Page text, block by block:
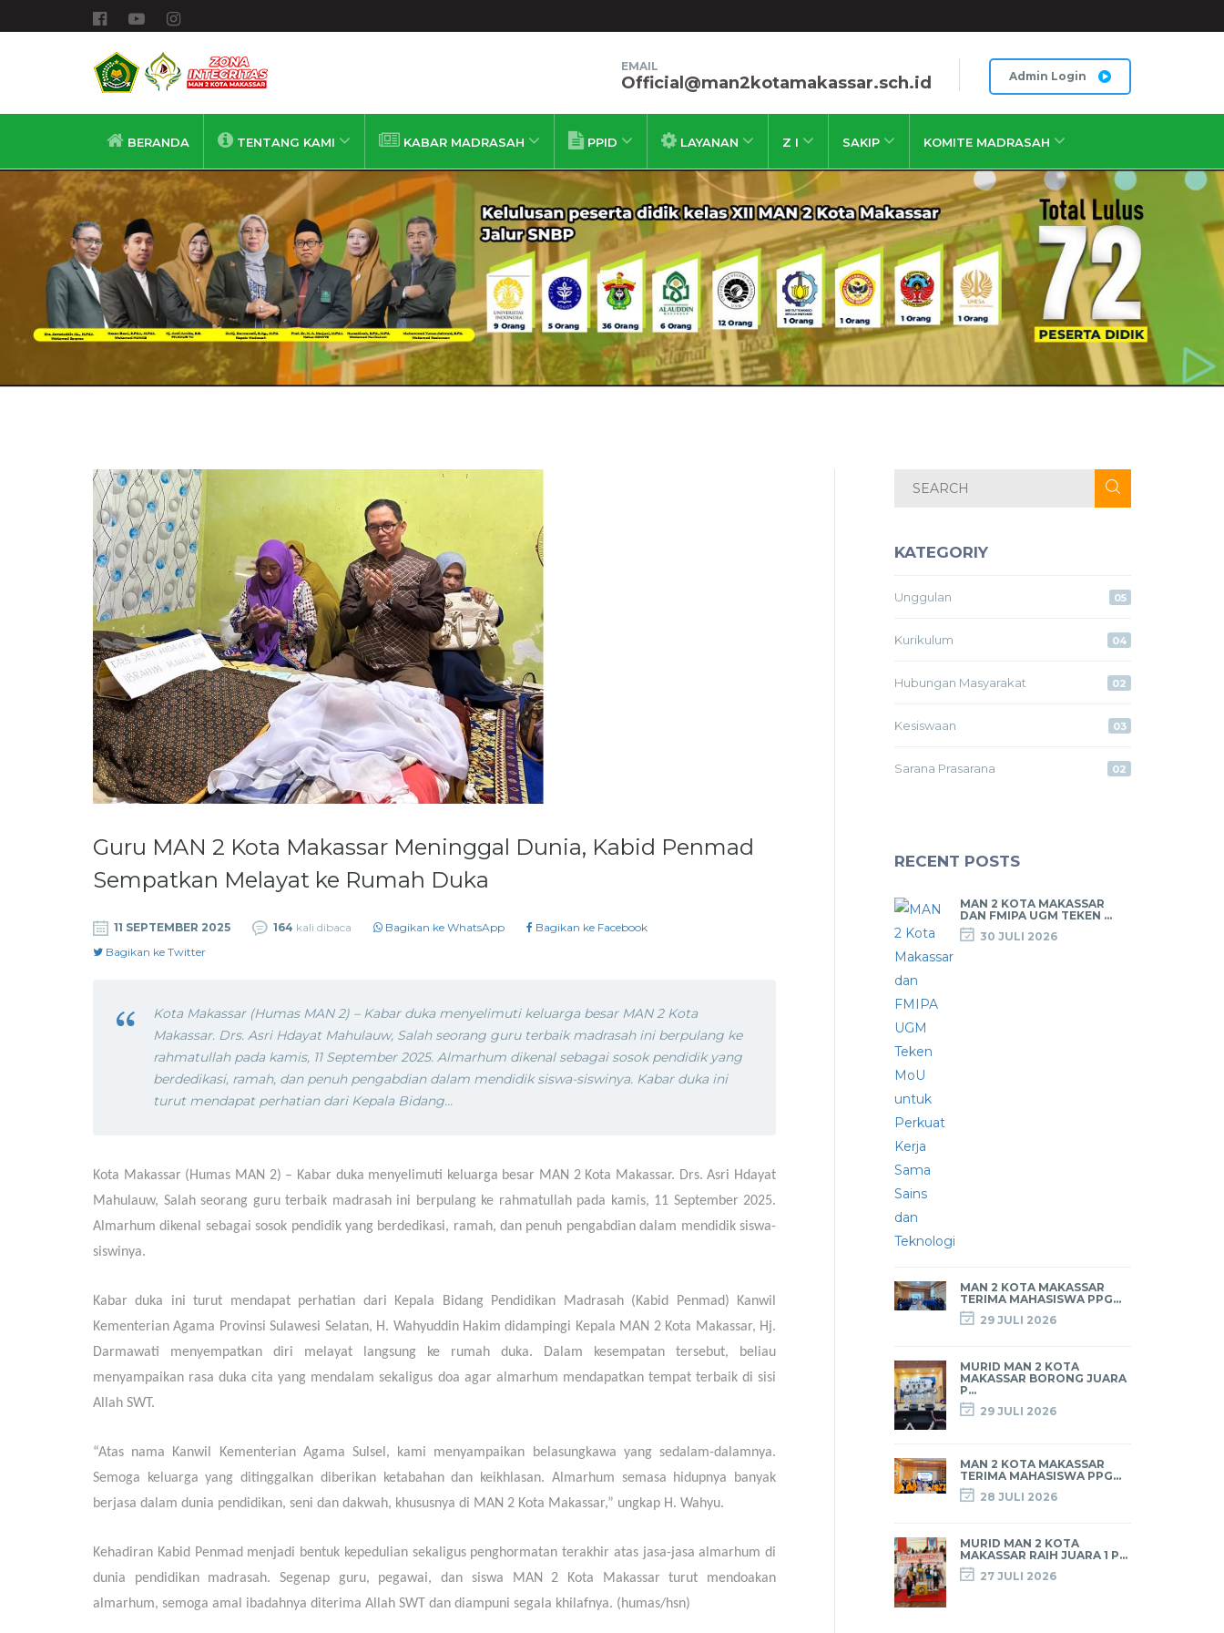
EMAIL
Official@man2kotamakassar.sch.id Admin Login
BERANDA TENTANG KAMI KABAR MADRASAH PPID LAYANAN Z I SAKIP KOMITE MADRASAH
Guru MAN 2 Kota Makassar Meninggal Dunia, Kabid Penmad
Sempatkan Melayat ke Rumah Duka
11 SEPTEMBER 2025 164 kali dibaca Bagikan ke WhatsApp
Bagikan ke Facebook
Bagikan ke Twitter
Kota Makassar (Humas MAN 2) – Kabar duka menyelimuti keluarga besar MAN 2 Kota
Makassar. Drs. Asri Hdayat Mahulauw, Salah seorang guru terbaik madrasah ini berpulang ke
rahmatullah pada kamis, 11 September 2025. Almarhum dikenal sebagai sosok pendidik yang
berdedikasi, ramah, dan penuh pengabdian dalam mendidik siswa-siswinya. Kabar duka ini
turut mendapat perhatian dari Kepala Bidang...
Kota Makassar (Humas MAN 2) – Kabar duka menyelimuti keluarga besar MAN 2 Kota Makassar. Drs. Asri Hdayat
Mahulauw, Salah seorang guru terbaik madrasah ini berpulang ke rahmatullah pada kamis, 11 September 2025.
Almarhum dikenal sebagai sosok pendidik yang berdedikasi, ramah, dan penuh pengabdian dalam mendidik siswa-
siswinya.
Kabar duka ini turut mendapat perhatian dari Kepala Bidang Pendidikan Madrasah (Kabid Penmad) Kanwil
Kementerian Agama Provinsi Sulawesi Selatan, H. Wahyuddin Hakim didampingi Kepala MAN 2 Kota Makassar, Hj.
Darmawati menyempatkan diri melayat langsung ke rumah duka. Dalam kesempatan tersebut, beliau
menyampaikan rasa duka cita yang mendalam sekaligus doa agar almarhum mendapatkan tempat terbaik di sisi
Allah SWT.
“Atas nama Kanwil Kementerian Agama Sulsel, kami menyampaikan belasungkawa yang sedalam-dalamnya.
Semoga keluarga yang ditinggalkan diberikan ketabahan dan keikhlasan. Almarhum semasa hidupnya banyak
berjasa dalam dunia pendidikan, seni dan dakwah, khususnya di MAN 2 Kota Makassar,” ungkap H. Wahyu.
Kehadiran Kabid Penmad menjadi bentuk kepedulian sekaligus penghormatan terakhir atas jasa-jasa almarhum di
dunia pendidikan madrasah. Segenap guru, pegawai, dan siswa MAN 2 Kota Makassar turut mendoakan
almarhum, semoga amal ibadahnya diterima Allah SWT dan diampuni segala khilafnya. (humas/hsn)
KATEGORIY
Unggulan 05
Kurikulum 04
Hubungan Masyarakat 02
Kesiswaan 03
Sarana Prasarana 02
RECENT POSTS
MAN 2 KOTA MAKASSAR
DAN FMIPA UGM TEKEN ...
30 JULI 2026
MAN 2 KOTA MAKASSAR
TERIMA MAHASISWA PPG...
29 JULI 2026
MURID MAN 2 KOTA
MAKASSAR BORONG JUARA
P...
29 JULI 2026
MAN 2 KOTA MAKASSAR
TERIMA MAHASISWA PPG...
28 JULI 2026
MURID MAN 2 KOTA
MAKASSAR RAIH JUARA 1 P...
27 JULI 2026